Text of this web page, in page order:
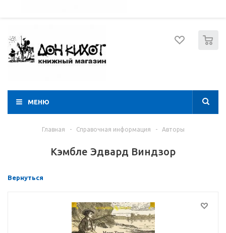
МЕНЮ
Главная - Справочная информация - Авторы
Кэмбле Эдвард Виндзор
Вернуться